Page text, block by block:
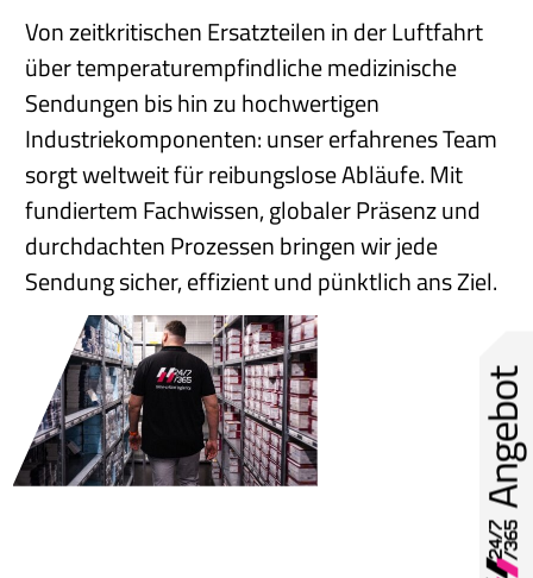
Von zeitkritischen Ersatzteilen in der Luftfahrt
über temperaturempfindliche medizinische
Sendungen bis hin zu hochwertigen
Industriekomponenten: unser erfahrenes Team
sorgt weltweit für reibungslose Abläufe. Mit
fundiertem Fachwissen, globaler Präsenz und
durchdachten Prozessen bringen wir jede
Sendung sicher, effizient und pünktlich ans Ziel.